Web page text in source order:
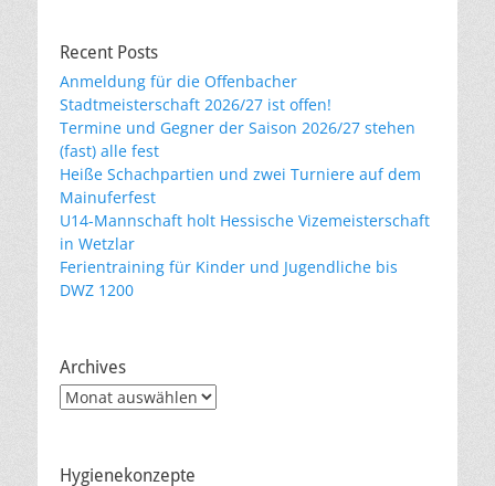
Recent Posts
Anmeldung für die Offenbacher
Stadtmeisterschaft 2026/27 ist offen!
Termine und Gegner der Saison 2026/27 stehen
(fast) alle fest
Heiße Schachpartien und zwei Turniere auf dem
Mainuferfest
U14-Mannschaft holt Hessische Vizemeisterschaft
in Wetzlar
Ferientraining für Kinder und Jugendliche bis
DWZ 1200
Archives
Archives
Hygienekonzepte